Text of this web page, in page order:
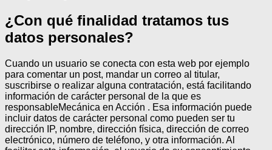
¿Con qué finalidad tratamos tus
datos personales?
Cuando un usuario se conecta con esta web por ejemplo
para comentar un post, mandar un correo al titular,
suscribirse o realizar alguna contratación, está facilitando
información de carácter personal de la que es
responsableMecánica en Acción . Esa información puede
incluir datos de carácter personal como pueden ser tu
dirección IP, nombre, dirección física, dirección de correo
electrónico, número de teléfono, y otra información. Al